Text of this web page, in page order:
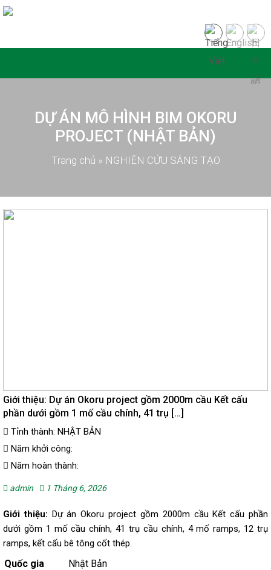
DỰ ÁN MÔ HÌNH BIM OKORU
PROJECT (NHẬT BẢN)
Trang chủ » NGHIÊN CỨU SÁNG TẠO
Giới thiệu: Dự án Okoru project gồm 2000m cầu Kết cấu
phần dưới gồm 1 mố cầu chính, 41 trụ […]
Tỉnh thành: NHẬT BẢN
Năm khởi công:
Năm hoàn thành:
admin 1 Tháng 6, 2026
Giới thiệu: Dự án Okoru project gồm 2000m cầu Kết cấu phần
dưới gồm 1 mố cầu chính, 41 trụ cầu chính, 4 mố ramps, 12 trụ
ramps, kết cấu bê tông cốt thép.
Quốc gia
Nhật Bản